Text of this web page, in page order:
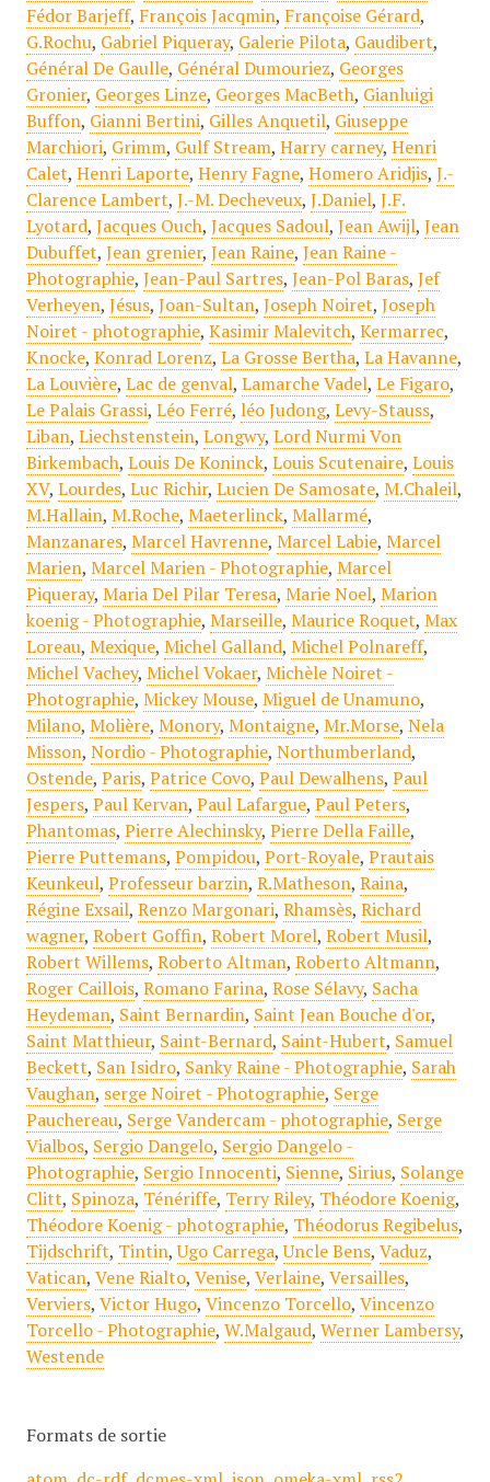
Fédor Barjeff, François Jacqmin, Françoise Gérard,
G.Rochu, Gabriel Piqueray, Galerie Pilota, Gaudibert,
Général De Gaulle, Général Dumouriez, Georges
Gronier, Georges Linze, Georges MacBeth, Gianluigi
Buffon, Gianni Bertini, Gilles Anquetil, Giuseppe
Marchiori, Grimm, Gulf Stream, Harry carney, Henri
Calet, Henri Laporte, Henry Fagne, Homero Aridjis, J.-
Clarence Lambert, J.-M. Decheveux, J.Daniel, J.F.
Lyotard, Jacques Ouch, Jacques Sadoul, Jean Awijl, Jean
Dubuffet, Jean grenier, Jean Raine, Jean Raine -
Photographie, Jean-Paul Sartres, Jean-Pol Baras, Jef
Verheyen, Jésus, Joan-Sultan, Joseph Noiret, Joseph
Noiret - photographie, Kasimir Malevitch, Kermarrec,
Knocke, Konrad Lorenz, La Grosse Bertha, La Havanne,
La Louvière, Lac de genval, Lamarche Vadel, Le Figaro,
Le Palais Grassi, Léo Ferré, léo Judong, Levy-Stauss,
Liban, Liechstenstein, Longwy, Lord Nurmi Von
Birkembach, Louis De Koninck, Louis Scutenaire, Louis
XV, Lourdes, Luc Richir, Lucien De Samosate, M.Chaleil,
M.Hallain, M.Roche, Maeterlinck, Mallarmé,
Manzanares, Marcel Havrenne, Marcel Labie, Marcel
Marien, Marcel Marien - Photographie, Marcel
Piqueray, Maria Del Pilar Teresa, Marie Noel, Marion
koenig - Photographie, Marseille, Maurice Roquet, Max
Loreau, Mexique, Michel Galland, Michel Polnareff,
Michel Vachey, Michel Vokaer, Michèle Noiret -
Photographie, Mickey Mouse, Miguel de Unamuno,
Milano, Molière, Monory, Montaigne, Mr.Morse, Nela
Misson, Nordio - Photographie, Northumberland,
Ostende, Paris, Patrice Covo, Paul Dewalhens, Paul
Jespers, Paul Kervan, Paul Lafargue, Paul Peters,
Phantomas, Pierre Alechinsky, Pierre Della Faille,
Pierre Puttemans, Pompidou, Port-Royale, Prautais
Keunkeul, Professeur barzin, R.Matheson, Raina,
Régine Exsail, Renzo Margonari, Rhamsès, Richard
wagner, Robert Goffin, Robert Morel, Robert Musil,
Robert Willems, Roberto Altman, Roberto Altmann,
Roger Caillois, Romano Farina, Rose Sélavy, Sacha
Heydeman, Saint Bernardin, Saint Jean Bouche d'or,
Saint Matthieur, Saint-Bernard, Saint-Hubert, Samuel
Beckett, San Isidro, Sanky Raine - Photographie, Sarah
Vaughan, serge Noiret - Photographie, Serge
Pauchereau, Serge Vandercam - photographie, Serge
Vialbos, Sergio Dangelo, Sergio Dangelo -
Photographie, Sergio Innocenti, Sienne, Sirius, Solange
Clitt, Spinoza, Ténériffe, Terry Riley, Théodore Koenig,
Théodore Koenig - photographie, Théodorus Regibelus,
Tijdschrift, Tintin,Ugo Carrega,Uncle Bens, Vaduz,
Vatican, Vene Rialto, Venise, Verlaine, Versailles,
Verviers, Victor Hugo, Vincenzo Torcello, Vincenzo
Torcello - Photographie, W.Malgaud, Werner Lambersy,
Westende
Formats de sortie